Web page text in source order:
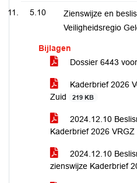
5.10
Zienswijze en
Veiligheidsregio
Bijlagen
Dossier 6443
Kaderbrief 2026
Zuid
219 KB
2024.12.10
Kaderbrief 2026 VRGZ
2024.12.10
zienswijze Kaderbrief